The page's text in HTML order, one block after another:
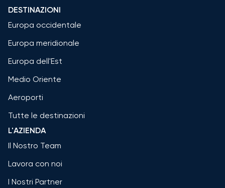
DESTINAZIONI
Europa occidentale
Europa meridionale
Europa dell'Est
Medio Oriente
Aeroporti
Tutte le destinazioni
L'AZIENDA
Il Nostro Team
Lavora con noi
I Nostri Partner